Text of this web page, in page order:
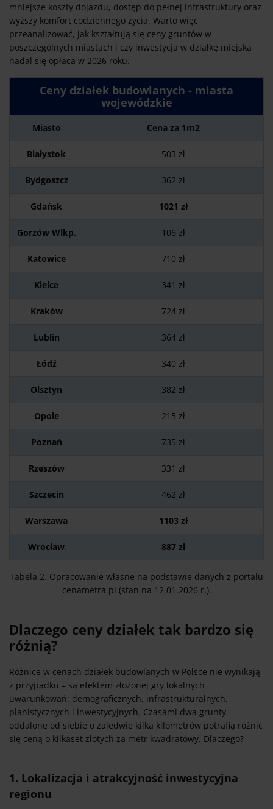
mniejsze koszty dojazdu, dostęp do pełnej infrastruktury oraz
wyższy komfort codziennego życia. Warto więc
przeanalizować, jak kształtują się ceny gruntów w
poszczególnych miastach i czy inwestycja w działkę miejską
nadal się opłaca w 2026 roku.
Ceny działek budowlanych - miasta
wojewódzkie
Miasto Cena za 1m2
Białystok 503 zł
Bydgoszcz 362 zł
Gdańsk 1021 zł
Gorzów Wlkp. 106 zł
Katowice 710 zł
Kielce 341 zł
Kraków 724 zł
Lublin 364 zł
Łódź 340 zł
Olsztyn 382 zł
Opole 215 zł
Poznań 735 zł
Rzeszów 331 zł
Szczecin 462 zł
Warszawa 1103 zł
Wrocław 887 zł
Tabela 2. Opracowanie własne na podstawie danych z portalu
cenametra.pl (stan na 12.01.2026 r.).
Dlaczego ceny działek tak bardzo się
różnią?
Różnice w cenach działek budowlanych w Polsce nie wynikają
z przypadku – są efektem złożonej gry lokalnych
uwarunkowań: demograficznych, infrastrukturalnych,
planistycznych i inwestycyjnych. Czasami dwa grunty
oddalone od siebie o zaledwie kilka kilometrów potrafią różnić
się ceną o kilkaset złotych za metr kwadratowy. Dlaczego?
1. Lokalizacja i atrakcyjność inwestycyjna
regionu